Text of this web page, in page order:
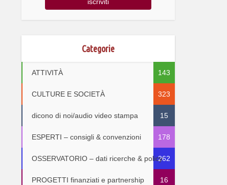
Categorie
ATTIVITÀ 143
CULTURE E SOCIETÀ 323
dicono di noi/audio video stampa 15
ESPERTI – consigli & convenzioni 178
OSSERVATORIO – dati ricerche & policy262
PROGETTI finanziati e partnership 16